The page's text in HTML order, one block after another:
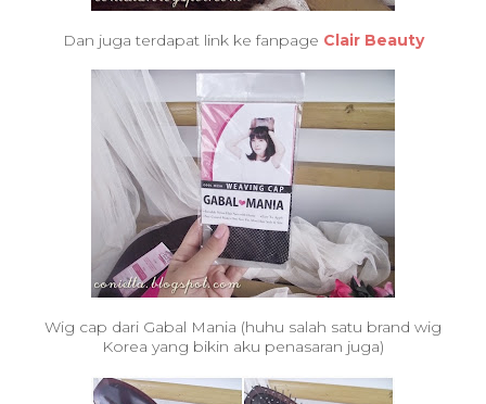
Dan juga terdapat link ke fanpage Clair Beauty
Wig cap dari Gabal Mania (huhu salah satu brand wig
Korea yang bikin aku penasaran juga)